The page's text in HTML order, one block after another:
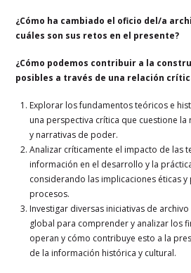
¿Cómo ha cambiado el oficio del/a
cuáles son sus retos en el presente?
¿Cómo podemos contribuir a la
posibles a través de una relación
Explorar los fundamentos teóricos e
una perspectiva crítica que cuestione
y narrativas de poder.
Analizar críticamente el impacto de las
información en el desarrollo y la
considerando las implicaciones éticas
procesos.
Investigar diversas iniciativas de
global para comprender y analizar los
operan y cómo contribuye esto a la
de la información histórica y cultural.